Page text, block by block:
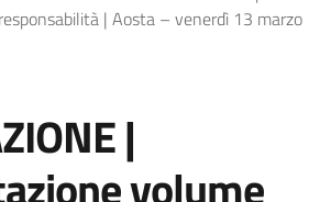
| Aosta – venerdì 13 marzo
|